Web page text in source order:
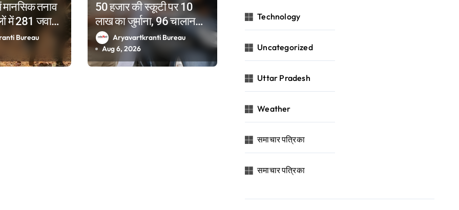
तनाव
में 281 जवानों
में टूटे
Bureau
50 हजार की स्कूटी पर 10
लाख का जुर्माना, 96 चालान
पेंडिंग देख पुलिस के भी उड़े होश
Aryavartkranti Bureau
Aug 6, 2026
Technology
Uncategorized
Uttar Pradesh
Weather
समाचार पत्रिका
समाचार पत्रिका